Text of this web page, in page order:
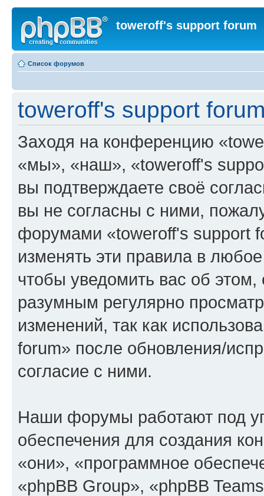
toweroff's support forum
Список форумов
toweroff's support
Заходя на конференцию
«мы», «наш», «toweroff's
вы подтверждаете своё
вы не согласны с ними,
форумами «toweroff's support
изменять эти правила в
чтобы уведомить вас об
разумным регулярно
изменений, так как
forum» после обновления/
согласие с ними.
Наши форумы работают под
обеспечения для создания
«они», «программное
«phpBB Group», «phpBB